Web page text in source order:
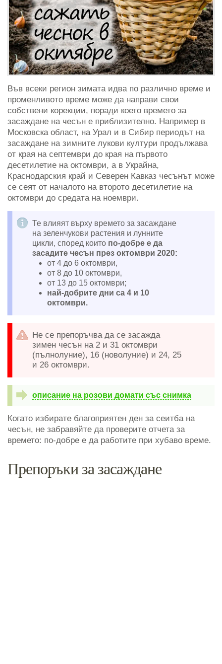
Във всеки регион зимата идва по различно време и
променливото време може да направи свои
собствени корекции, поради което времето за
засаждане на чесън е приблизително. Например в
Московска област, на Урал и в Сибир периодът на
засаждане на зимните лукови култури продължава
от края на септември до края на първото
десетилетие на октомври, а в Украйна,
Краснодарския край и Северен Кавказ чесънът може
се сеят от началото на второто десетилетие на
октомври до средата на ноември.
Те влияят върху времето за засаждане
на зеленчукови растения и лунните
цикли, според които по-добре е да
засадите чесън през октомври 2020:
от 4 до 6 октомври,
от 8 до 10 октомври,
от 13 до 15 октомври;
най-добрите дни са 4 и 10
октомври.
Не се препоръчва да се засажда
зимен чесън на 2 и 31 октомври
(пълнолуние), 16 (новолуние) и 24, 25
и 26 октомври.
описание на розови домати със снимка
Когато избирате благоприятен ден за сеитба на
чесън, не забравяйте да проверите отчета за
времето: по-добре е да работите при хубаво време.
Препоръки за засаждане